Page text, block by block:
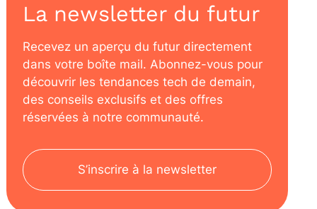
La newsletter du futur
Recevez un aperçu du futur directement
dans votre boîte mail. Abonnez-vous pour
découvrir les tendances tech de demain,
des conseils exclusifs et des offres
réservées à notre communauté.
S’inscrire à la newsletter